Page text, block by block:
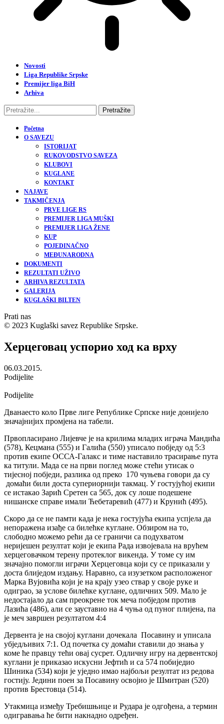
Novosti
Liga Republike Srpske
Premijer liga BiH
Arhiva
Početna
O SAVEZU
ISTORIJAT
RUKOVODSTVO SAVEZA
KLUBOVI
KUGLANE
KONTAKT
NAJAVE
TAKMIČENJA
PRVE LIGE RS
PREMIJER LIGA MUŠKI
PREMIJER LIGA ŽENE
KUP
POJEDINAČNO
MEĐUNARODNA
DOKUMENTI
REZULTATI UŽIVO
ARHIVA REZULTATA
GALERIJA
KUGLAŠKI BILTEN
Prati nas
© 2023 Kuglaški savez Republike Srpske.
Херцеговац успорио ход ка врху
06.03.2015.
Podijelite
Podijelite
Дванаесто коло Прве лиге Републике Српске није донијело
значајнијих промјена на табели.
Првопласирано Лијевче је на крилима младих играча Мандића
(578), Кецмана (555) и Галића (550) уписало побједу од 5:3
против екипе ОССА-Галакс и тиме наставило трасирање пута
ка титули. Мада се на први поглед може стећи утисак о
тијесној побједи, разлика од преко 170 чуњева говори да су
домаћи били доста супериорнији такмац. У гостујућој екипи
се истакао Зарић Сретен са 565, док су лоше подешене
нишанске справе имали Ћебетаревић (477) и Крунић (495).
Скоро да се не памти када је нека гостујућа екипа успјела да
непоражена изађе са билећке куглане. Обзиром на то,
слободно можемо рећи да се граничи са подухватом
неријешен резултат који је екипа Рада извојевала на врућем
херцеговачком терену протеклог викенда. У томе су им
значајно помогли играчи Херцеговца који су се приказали у
доста блиједом издању. Наравно, са изузетком расположеног
Марка Вујовића који је на крају узео ствар у своје руке и
одиграо, за услове билећке куглане, одличних 509. Мало је
недостајало да сам преокрене ток меча побједом против
Лазића (486), али се зауставио на 4 чуња од пуног плијена, па
је меч завршен резултатом 4:4
Дервента је на својој куглани дочекала Посавину и уписала
убједљивих 7:1. Од почетка су домаћи ставили до знања у
коме ће правцу тећи овај сусрет. Одличну игру на дервентској
куглани је приказао искусни Јефтић и са 574 побиједио
Шиника (534) који је уједно имао најбољи резултат из редова
гостију. Једини поен за Посавину освојио је Шмитран (520)
против Брестовца (514).
Утакмица између Требишњице и Рудара је одгођена, а термин
одигравања ће бити накнадно одређен.